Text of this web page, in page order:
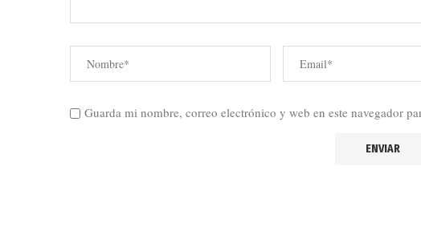
Guarda mi nombre, correo electrónico y web en este navegador